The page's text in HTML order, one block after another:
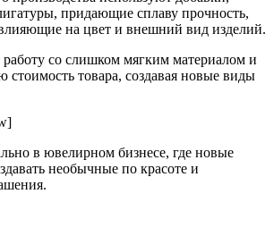
придающие сплаву прочность,
на цвет и внешний вид изделий.
со слишком мягким материалом и
стоимость товара, создавая новые виды
в ювелирном бизнесе, где новые
необычные по красоте и